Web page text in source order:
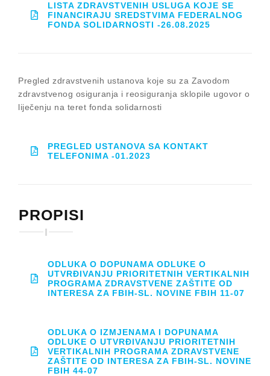
LISTA ZDRAVSTVENIH USLUGA KOJE SE
FINANCIRAJU SREDSTVIMA FEDERALNOG
FONDA SOLIDARNOSTI -26.08.2025
Pregled zdravstvenih ustanova koje su za Zavodom
zdravstvenog osiguranja i reosiguranja sklopile ugovor o
liječenju na teret fonda solidarnosti
PREGLED USTANOVA SA KONTAKT
TELEFONIMA -01.2023
PROPISI
ODLUKA O DOPUNAMA ODLUKE O
UTVRĐIVANJU PRIORITETNIH VERTIKALNIH
PROGRAMA ZDRAVSTVENE ZAŠTITE OD
INTERESA ZA FBIH-SL. NOVINE FBIH 11-07
ODLUKA O IZMJENAMA I DOPUNAMA
ODLUKE O UTVRĐIVANJU PRIORITETNIH
VERTIKALNIH PROGRAMA ZDRAVSTVENE
ZAŠTITE OD INTERESA ZA FBIH-SL. NOVINE
FBIH 44-07